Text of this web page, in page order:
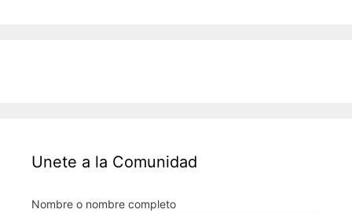
Unete a la Comunidad
Nombre o nombre completo